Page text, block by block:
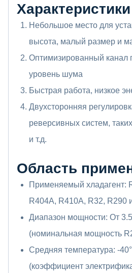
Небольшое место для
высота, малый размер и
Оптимизированный канал
уровень шума
Быстрая работа, низкое
Двухсторонняя
реверсивных систем,
и т.д.
Область
Применяемый хладагент:
R404A, R410A, R32, R290
Диапазон мощности: От
(номинальная мощность
Средняя температура: -
(коэффициент